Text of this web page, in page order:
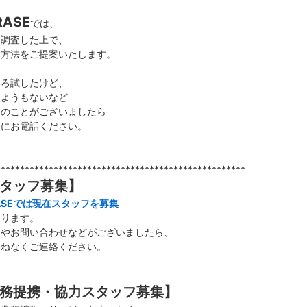
では、
査した上で、
法をご提案いたします。
試したけど、
うもないなど
ことがございましたら
お電話ください。
ッフ募集】
では現在スタッフを募集
ます。
お問い合わせなどがございましたら、
なくご連絡ください。
提携・協力スタッフ募集】